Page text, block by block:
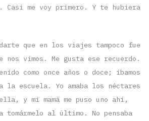
me voy primero. Y te hubiera
que en los viajes tampoco fue
nos vimos. Me gusta ese recuerdo.
como once años o doce; íbamos
la escuela. Yo amaba los néctares
y mi mamá me puso uno ahí,
tomármelo al último. No pensaba